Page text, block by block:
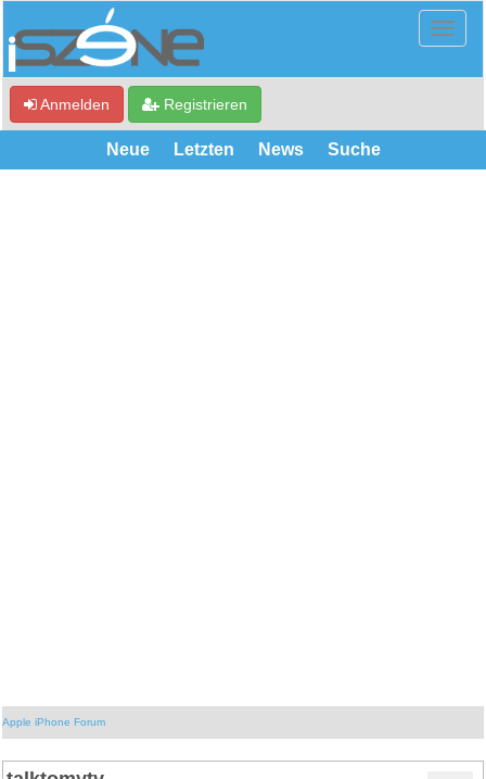
Anmelden Registrieren
Neue Letzten News Suche
Apple iPhone Forum